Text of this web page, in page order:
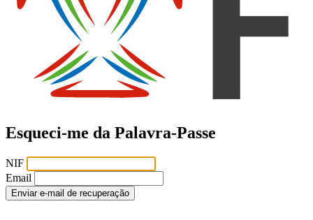
Esqueci-me da Palavra-Passe
NIF
Email
Enviar e-mail de recuperação